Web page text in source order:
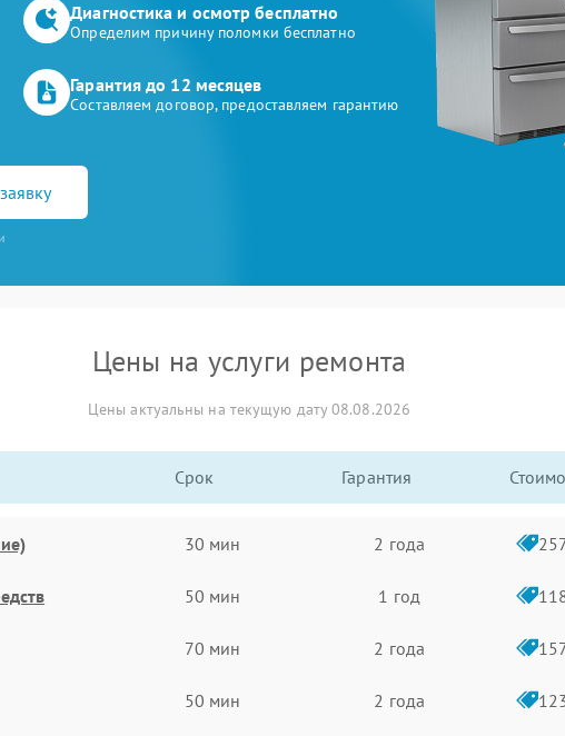
Диагностика и осмотр бесплатно
Определим причину поломки бесплатно
Гарантия до 12 месяцев
Составляем договор, предоставляем гарантию
Цены на услуги ремонта
Цены актуальны на текущую дату 08.08.2026
Срок Гарантия
30 мин 2 года
50 мин 1 год
70 мин 2 года
50 мин 2 года